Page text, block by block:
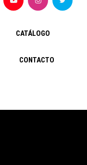
CATÁLOGO
CONTACTO